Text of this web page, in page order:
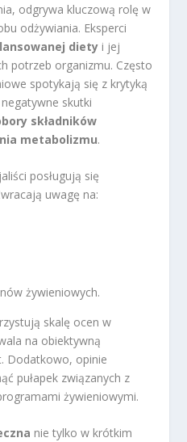
odgrywa kluczową rolę w
odżywiania. Eksperci
diety i jej
potrzeb organizmu. Często
spotykają się z krytyką
skutki
składników
metabolizmu.
posługują się
uwagę na:
żywieniowych.
skalę ocen w
na obiektywną
Dodatkowo, opinie
pułapek związanych z
żywieniowymi.
nie tylko w krótkim